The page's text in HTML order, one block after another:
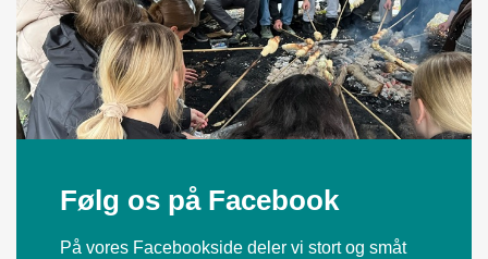
Følg os på Facebook
På vores Facebookside deler vi stort og småt